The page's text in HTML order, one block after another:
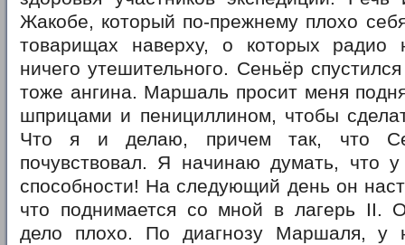
Жакобе, который по-прежнему плохо
товарищах наверху, о которых
ничего утешительного. Сеньёр
тоже ангина. Маршаль просит меня
шприцами и пенициллином, чтобы
Что я и делаю, причем так, что
почувствовал. Я начинаю думать, что
способности! На следующий день он
что поднимается со мной в лагерь II.
дело плохо. По диагнозу Маршаля, у